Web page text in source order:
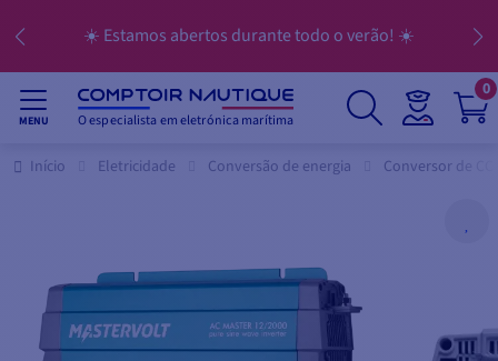
☀️ Estamos abertos durante todo o verão! ☀️
MENU O especialista em eletrónica marítima
0
Início Eletricidade Conversão de energia Conversor de CC